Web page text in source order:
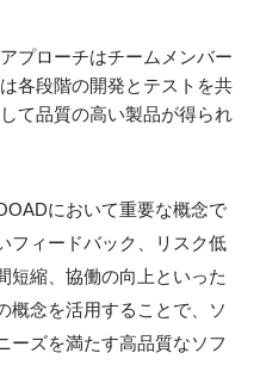
プローチはチームメンバー
各段階の開発とテストを共
て品質の高い製品が得られ
において重要な概念で
フィードバック、リスク低
短縮、協働の向上といった
概念を活用することで、ソ
ーズを満たす高品質なソフ